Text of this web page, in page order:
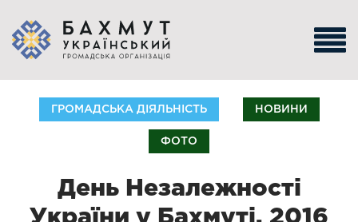
ГРОМАДСЬКА ДІЯЛЬНІСТЬ НОВИНИ
ФОТО
День Незалежності
України у Бахмуті, 2016